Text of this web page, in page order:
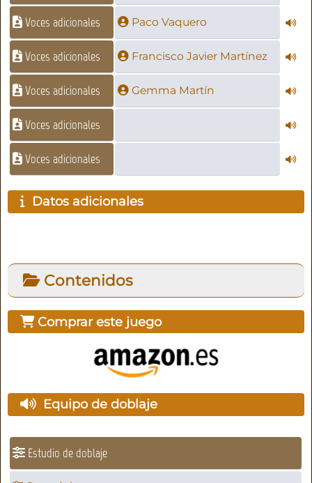
Voces adicionales Paco Vaquero
Voces adicionales Francisco Javier Martínez
Voces adicionales Gemma Martín
Voces adicionales
Voces adicionales
Datos adicionales
Contenidos
Comprar este juego
Equipo de doblaje
Estudio de doblaje